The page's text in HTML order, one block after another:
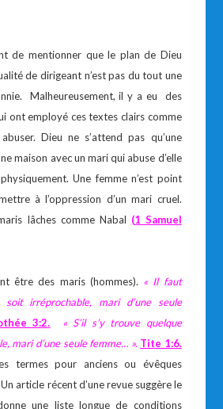
de mentionner que le plan de Dieu
de dirigeant n’est pas du tout une
Malheureusement, il y a eu des
ont employé ces textes clairs comme
Dieu ne s’attend pas qu’une
maison avec un mari qui abuse d’elle
Une femme n’est point
à l’oppression d’un mari cruel.
lâches comme Nabal (1 Samuel
être des maris (hommes). « Il faut
soit irréprochable, mari d’une seule
3:2. « S’il s’y trouve quelque
mari d’une seule femme… ». Tite 1:6.
termes pour anciens ou évêques
article récent d’une revue suggère le
une liste longue de conditions